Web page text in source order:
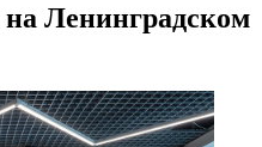
Ленинградском